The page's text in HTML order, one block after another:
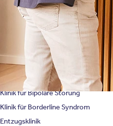
Spezialisierte Kliniken
Klinik für Depression
Klinik für Burnout
Klinik für Angststörung
Klinik für Zwangsstörung
Klinik für Persönlichkeitsstörung
Klinik für Bipolare Störung
Klinik für Borderline Syndrom
Entzugsklinik